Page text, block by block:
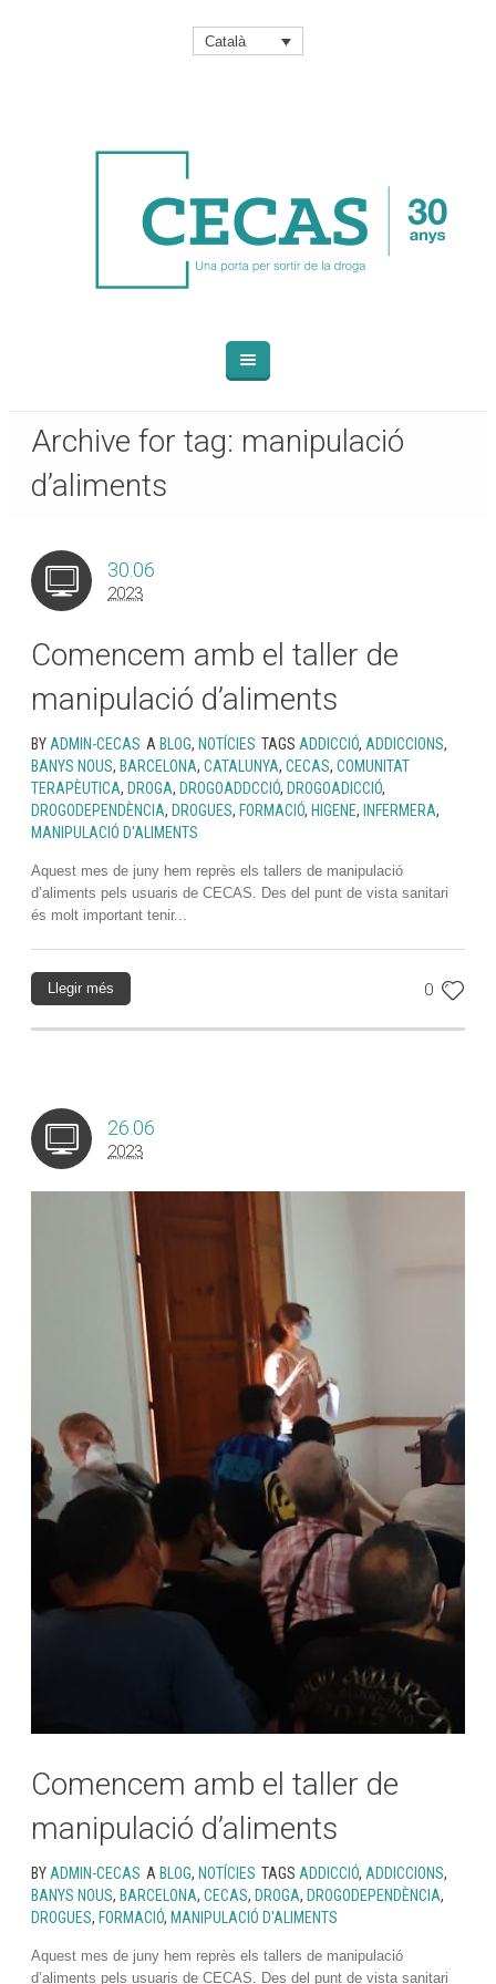
Català
Archive for tag: manipulació
d’aliments
30.06
2023
Comencem amb el taller de
manipulació d’aliments
BY ADMIN-CECAS A BLOG, NOTÍCIES TAGS ADDICCIÓ, ADDICCIONS,
BANYS NOUS, BARCELONA, CATALUNYA, CECAS, COMUNITAT
TERAPÈUTICA, DROGA, DROGOADDCCIÓ, DROGOADICCIÓ,
DROGODEPENDÈNCIA, DROGUES, FORMACIÓ, HIGENE, INFERMERA,
MANIPULACIÓ D'ALIMENTS
Aquest mes de juny hem reprès els tallers de manipulació
d’aliments pels usuaris de CECAS. Des del punt de vista sanitari
és molt important tenir...
0
Llegir més
26.06
2023
Comencem amb el taller de
manipulació d’aliments
BY ADMIN-CECAS A BLOG, NOTÍCIES TAGS ADDICCIÓ, ADDICCIONS,
BANYS NOUS, BARCELONA, CECAS, DROGA, DROGODEPENDÈNCIA,
DROGUES, FORMACIÓ, MANIPULACIÓ D'ALIMENTS
Aquest mes de juny hem reprès els tallers de manipulació
d’aliments pels usuaris de CECAS. Des del punt de vista sanitari